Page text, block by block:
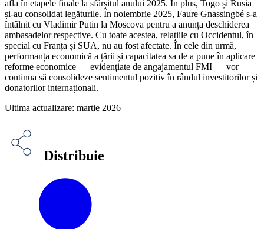
afla în etapele finale la sfârșitul anului 2025. În plus, Togo și Rusia
și-au consolidat legăturile. În noiembrie 2025, Faure Gnassingbé s-a
întâlnit cu Vladimir Putin la Moscova pentru a anunța deschiderea
ambasadelor respective. Cu toate acestea, relațiile cu Occidentul, în
special cu Franța și SUA, nu au fost afectate. În cele din urmă,
performanța economică a țării și capacitatea sa de a pune în aplicare
reforme economice — evidențiate de angajamentul FMI — vor
continua să consolideze sentimentul pozitiv în rândul investitorilor și
donatorilor internaționali.
Ultima actualizare: martie 2026
Distribuie